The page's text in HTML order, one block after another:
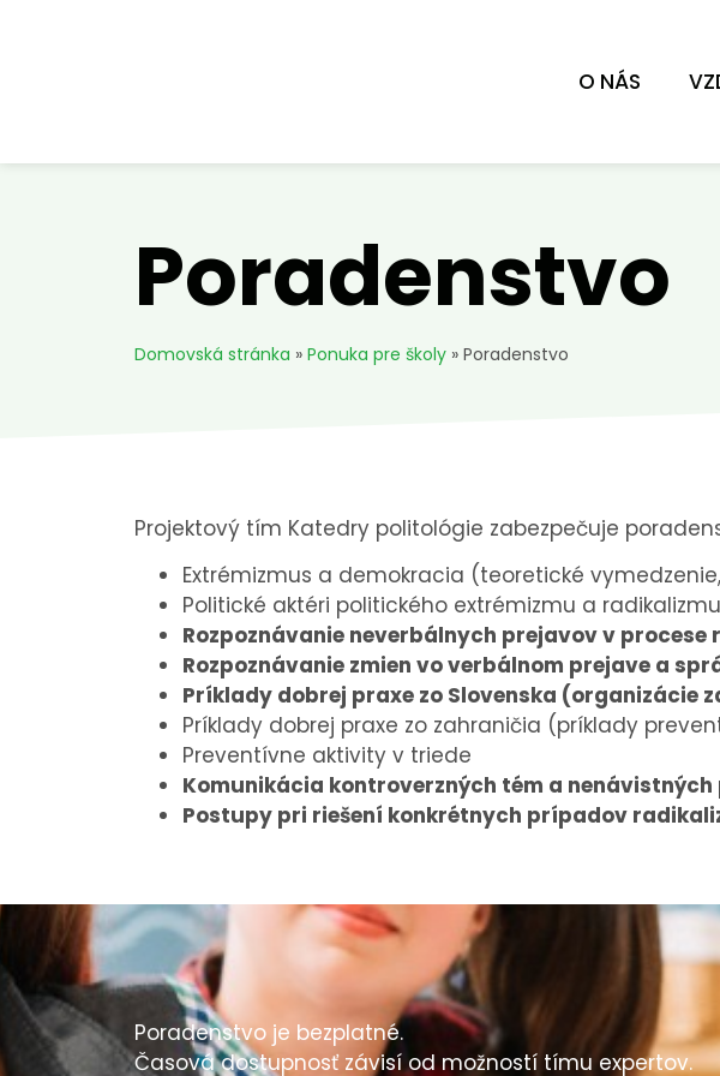
O NÁS
Poradenstvo
Domovská stránka » Ponuka pre školy » Poradenstvo
Projektový tím Katedry politológie zabezpečuje
Extrémizmus a demokracia (teoretické
Politické aktéri politického extrémizmu a
Rozpoznávanie neverbálnych prejavov v
Rozpoznávanie zmien vo verbálnom prejave a
Príklady dobrej praxe zo Slovenska (organizácie
Príklady dobrej praxe zo zahraničia (príklady
Preventívne aktivity v triede
Komunikácia kontroverzných tém a nenávistných
Postupy pri riešení konkrétnych prípadov
Poradenstvo je bezplatné.
Časová dostupnosť závisí od možností tímu expertov.